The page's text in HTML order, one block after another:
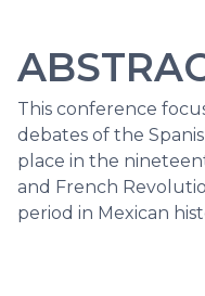
This conference
debates of the
place in the
and French
period in Mexican